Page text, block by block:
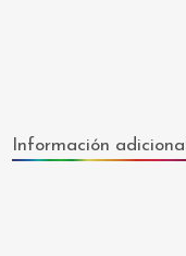
Información adicional